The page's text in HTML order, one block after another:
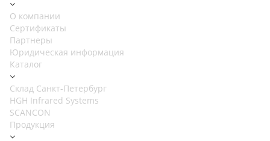
О компании
Сертификаты
Партнеры
Юридическая информация
Каталог
Cклад Санкт-Петербург
HGH Infrared Systems
SCANCON
Продукция